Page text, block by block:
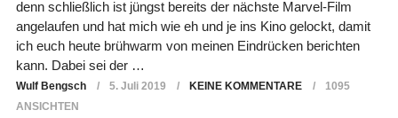
denn schließlich ist jüngst bereits der nächste Marvel-Film
angelaufen und hat mich wie eh und je ins Kino gelockt, damit
ich euch heute brühwarm von meinen Eindrücken berichten
kann. Dabei sei der …
Wulf Bengsch 5. Juli 2019 KEINE KOMMENTARE
1095
ANSICHTEN